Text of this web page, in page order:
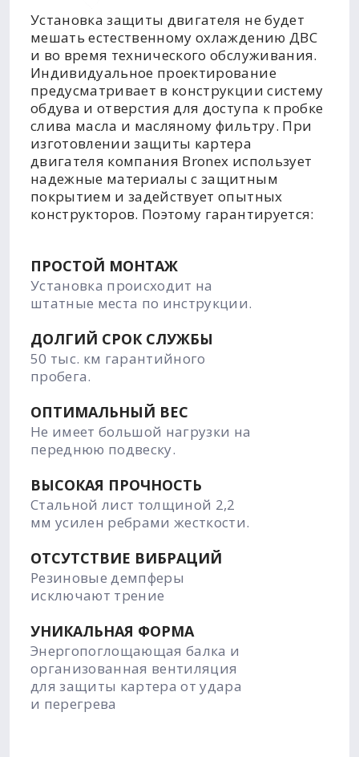
Установка защиты двигателя не будет
мешать естественному охлаждению ДВС
и во время технического обслуживания.
Индивидуальное проектирование
предусматривает в конструкции систему
обдува и отверстия для доступа к пробке
слива масла и масляному фильтру. При
изготовлении защиты картера
двигателя компания Bronex использует
надежные материалы с защитным
покрытием и задействует опытных
конструкторов. Поэтому гарантируется:
ПРОСТОЙ МОНТАЖ
Установка происходит на
штатные места по инструкции.
ДОЛГИЙ СРОК СЛУЖБЫ
50 тыс. км гарантийного
пробега.
ОПТИМАЛЬНЫЙ ВЕС
Не имеет большой нагрузки на
переднюю подвеску.
ВЫСОКАЯ ПРОЧНОСТЬ
Стальной лист толщиной 2,2
мм усилен ребрами жесткости.
ОТСУТСТВИЕ ВИБРАЦИЙ
Резиновые демпферы
исключают трение
УНИКАЛЬНАЯ ФОРМА
Энергопоглощающая балка и
организованная вентиляция
для защиты картера от удара
и перегрева